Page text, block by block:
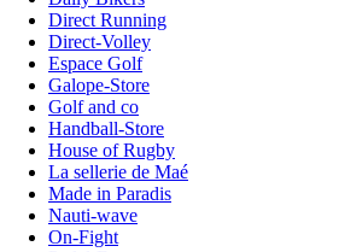
Direct Running
Direct-Volley
Espace Golf
Galope-Store
Golf and co
Handball-Store
House of Rugby
La sellerie de Maé
Made in Paradis
Nauti-wave
On-Fight